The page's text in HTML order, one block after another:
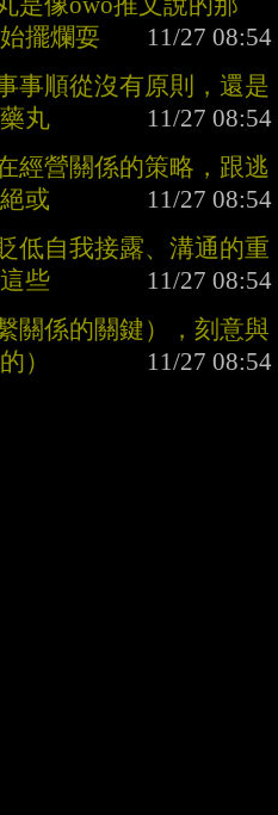
擺爛耍
事順從沒有原則，還是
丸
經營關係的策略，跟逃
或
低自我接露、溝通的重
些
關係的關鍵），刻意與
）